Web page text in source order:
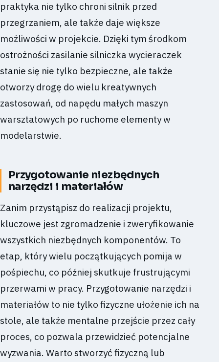
praktyka nie tylko chroni silnik przed
przegrzaniem, ale także daje większe
możliwości w projekcie. Dzięki tym środkom
ostrożności zasilanie silniczka wycieraczek
stanie się nie tylko bezpieczne, ale także
otworzy drogę do wielu kreatywnych
zastosowań, od napędu małych maszyn
warsztatowych po ruchome elementy w
modelarstwie.
Przygotowanie niezbędnych
narzędzi i materiałów
Zanim przystąpisz do realizacji projektu,
kluczowe jest zgromadzenie i zweryfikowanie
wszystkich niezbędnych komponentów. To
etap, który wielu początkujących pomija w
pośpiechu, co później skutkuje frustrującymi
przerwami w pracy. Przygotowanie narzędzi i
materiałów to nie tylko fizyczne ułożenie ich na
stole, ale także mentalne przejście przez cały
proces, co pozwala przewidzieć potencjalne
wyzwania. Warto stworzyć fizyczną lub